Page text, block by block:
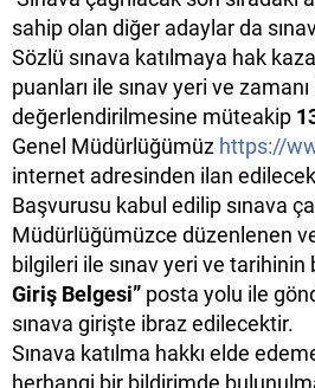
sahip olan diğer adaylar da
Sözlü sınava katılmaya hak
puanları ile sınav yeri ve
değerlendirilmesine müteakip
Genel Müdürlüğümüz https://
internet adresinden ilan
Başvurusu kabul edilip sınava
Müdürlüğümüzce düzenlenen
bilgileri ile sınav yeri ve tarihinin
Giriş Belgesi” posta yolu ile
sınava girişte ibraz edilecektir.
Sınava katılma hakkı elde
herhangi bir bildirimde